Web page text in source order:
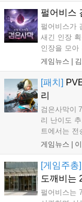
펄어비스
펄어비스가
새긴 인장
인장을 모아
안 해변도
개최됩니다
게임뉴스 |
[패치]
리
검은사막이
리 난이도
트에서는 전
조정했으며,
다....
게임뉴스 |
[게임주총]
도깨비는
펄어비스는